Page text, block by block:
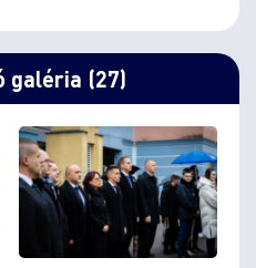
galéria (27)